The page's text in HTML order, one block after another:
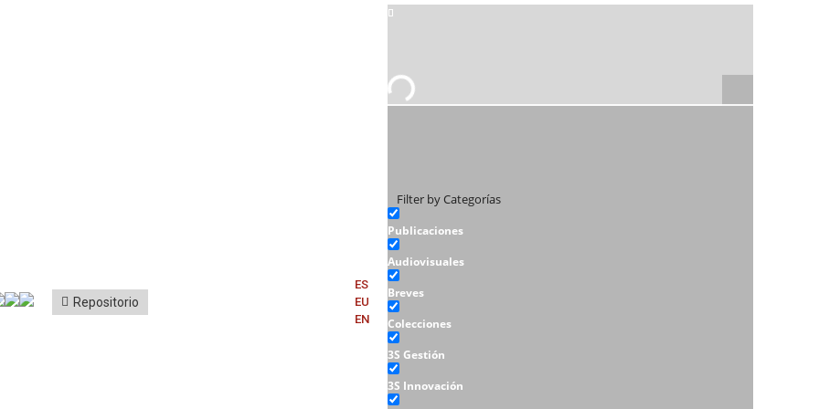
Repositorio
ES
EU
EN
Filter by Categorías
Publicaciones
Audiovisuales
Breves
Colecciones
3S Gestión
3S Innovación